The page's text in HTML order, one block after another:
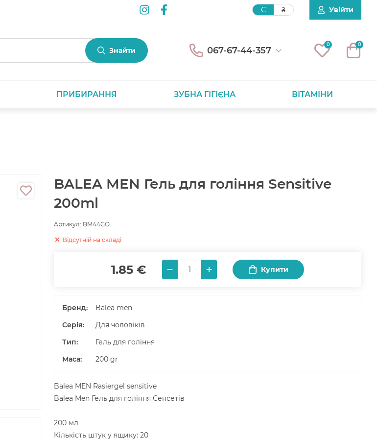
€ ₴ Увійти
Знайти 067-67-44-357
0 0
ПРИБИРАННЯ ЗУБНА ГІГІЄНА ВІТАМІНИ
BALEA MEN Гель для гоління Sensitive
200ml
Артикул: BM44GO
Відсутній на складі
1.85 € Купити
Бренд:
Balea men
Серія:
Для чоловіків
Тип:
Гель для гоління
Маса: 200 gr
Balea MEN Rasiergel sensitive
Balea Men Гель для гоління Сенсетів
200 мл
Кількість штук у ящику: 20